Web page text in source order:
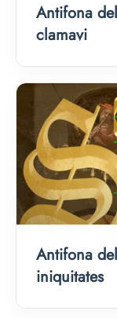
Antifona
clamavi
Antifona
iniquitates